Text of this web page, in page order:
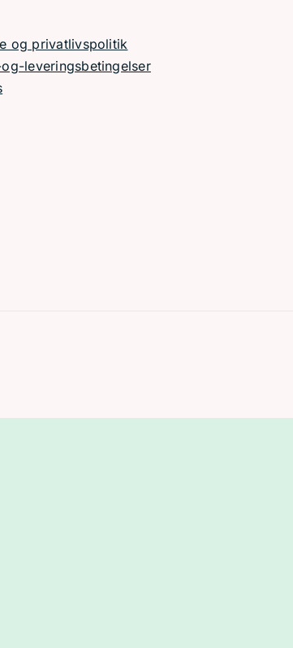
og privatlivspolitik
leveringsbetingelser